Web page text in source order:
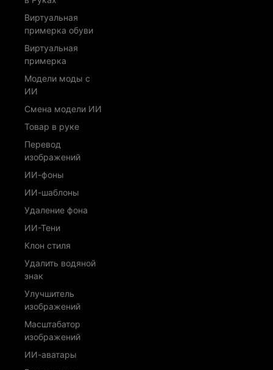
Виртуальная
примерка обуви
Виртуальная
примерка
Модели моды с
ИИ
Смена модели ИИ
Товар в руке
Перевод
изображений
ИИ-фоны
ИИ-шаблоны
Удаление фона
ИИ-Тени
Клон стиля
Удалить водяной
знак
Улучшитель
изображений
Масштабатор
изображений
ИИ-аватары